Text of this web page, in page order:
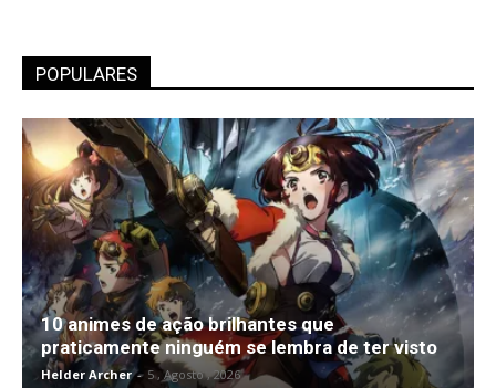
POPULARES
10 animes de ação brilhantes que
praticamente ninguém se lembra de ter visto
Helder Archer - 5 , Agosto , 2026